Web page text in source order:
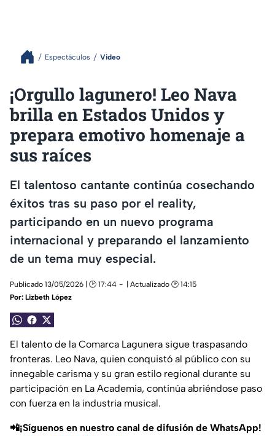
Espectáculos Video
¡Orgullo lagunero! Leo Nava
brilla en Estados Unidos y
prepara emotivo homenaje a
sus raíces
El talentoso cantante continúa cosechando
éxitos tras su paso por el reality,
participando en un nuevo programa
internacional y preparando el lanzamiento
de un tema muy especial.
Publicado 13/05/2026 | 🕑 17:44
| Actualizado 🕑 14:15
Por: Lizbeth López
El talento de la Comarca Lagunera sigue traspasando
fronteras. Leo Nava, quien conquistó al público con su
innegable carisma y su gran estilo regional durante su
participación en La Academia, continúa abriéndose paso
con fuerza en la industria musical.
📲¡Síguenos en nuestro canal de difusión de WhatsApp!